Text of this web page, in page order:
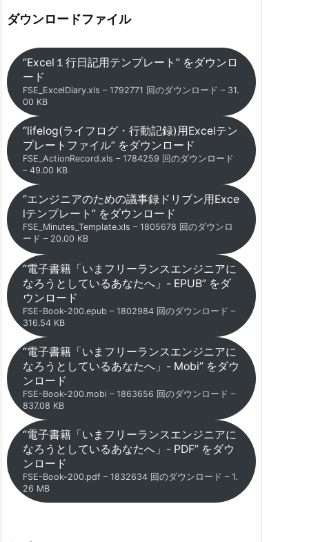
ダウンロードファイル
“Excel１行日記用テンプレート” をダウンロ
ード
FSE_ExcelDiary.xls – 1792771 回のダウンロード – 31.
00 KB
“lifelog(ライフログ・行動記録)用Excelテン
プレートファイル” をダウンロード
FSE_ActionRecord.xls – 1784259 回のダウンロード
– 49.00 KB
“エンジニアのための議事録ドリブン用Exce
lテンプレート” をダウンロード
FSE_Minutes_Template.xls – 1805678 回のダウンロ
ード – 20.00 KB
“電子書籍「いまフリーランスエンジニアに
なろうとしているあなたへ」- EPUB” をダ
ウンロード
FSE-Book-200.epub – 1802984 回のダウンロード –
316.54 KB
“電子書籍「いまフリーランスエンジニアに
なろうとしているあなたへ」- Mobi” をダウ
ンロード
FSE-Book-200.mobi – 1863656 回のダウンロード –
837.08 KB
“電子書籍「いまフリーランスエンジニアに
なろうとしているあなたへ」- PDF” をダウ
ンロード
FSE-Book-200.pdf – 1832634 回のダウンロード – 1.
26 MB